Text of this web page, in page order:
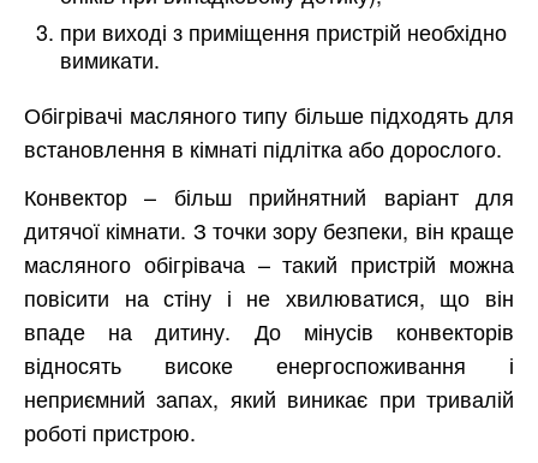
при виході з приміщення пристрій необхідно
вимикати.
Обігрівачі масляного типу більше підходять для
встановлення в кімнаті підлітка або дорослого.
Конвектор – більш прийнятний варіант для
дитячої кімнати. З точки зору безпеки, він краще
масляного обігрівача – такий пристрій можна
повісити на стіну і не хвилюватися, що він
впаде на дитину. До мінусів конвекторів
відносять високе енергоспоживання і
неприємний запах, який виникає при тривалій
роботі пристрою.